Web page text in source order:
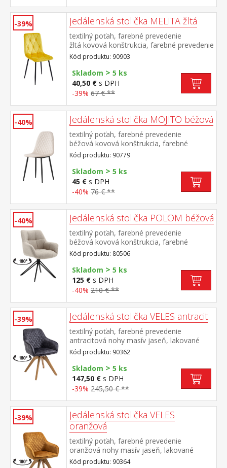
-39% Jedálenská stolička MELITA žltá
textilný poťah, farebné prevedenie
žltá kovová konštrukcia, farebné prevedenie
čierna výška sedu 50 cm odporúčaná
nosnosť do 120 kg
Kód produktu: 90903
Skladom > 5 ks
40,50 € s DPH
-39% 67 € **
-40% Jedálenská stolička MOJITO béžová
textilný poťah, farebné prevedenie
béžová kovová konštrukcia, farebné
prevedenie čierna výška sedu 48
cm odporúčaná nosnosť do 120 kg
Kód produktu: 90779
Skladom > 5 ks
45 € s DPH
-40% 76 € **
-40% Jedálenská stolička POLOM béžová
textilný poťah, farebné prevedenie
béžová kovová konštrukcia, farebné
prevedenie čierna otočná o 180
stupňov výška sedu 50 cm odporúčaná
nosnosť do 120 kg
Kód produktu: 80506
Skladom > 5 ks
125 € s DPH
-40% 210 € **
-39% Jedálenská stolička VELES antracit
textilný poťah, farebné prevedenie
antracitová nohy masív jaseň, lakované
prevedenie otočná o 180 stupňov výška
sedu 47 cm odporúčaná nosnosť do 120 kg
Kód produktu: 90362
Skladom > 5 ks
147,50 € s DPH
-39% 245,50 € **
-39%
Jedálenská stolička VELES
oranžová
textilný poťah, farebné prevedenie
oranžová nohy masív jaseň, lakované
prevedenie otočná o 180 stupňov výška
Kód produktu: 90364